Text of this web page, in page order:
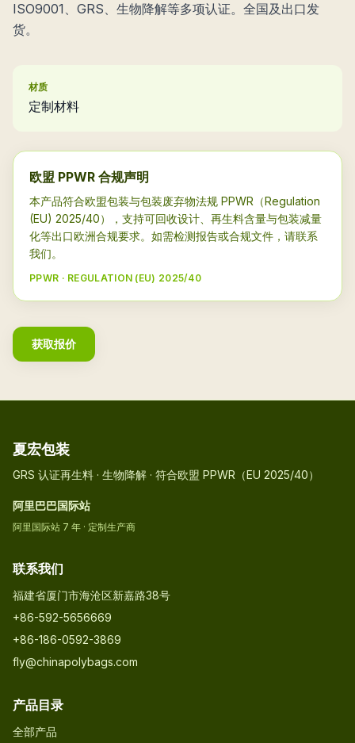
ISO9001、GRS、生物降解等多项认证。全国及出口发
货。
材质
定制材料
欧盟 PPWR 合规声明
本产品符合欧盟包装与包装废弃物法规 PPWR（Regulation
(EU) 2025/40），支持可回收设计、再生料含量与包装减量
化等出口欧洲合规要求。如需检测报告或合规文件，请联系
我们。
PPWR · REGULATION (EU) 2025/40
获取报价
夏宏包装
GRS 认证再生料 · 生物降解 · 符合欧盟 PPWR（EU 2025/40）
阿里巴巴国际站
阿里国际站 7 年 · 定制生产商
联系我们
福建省厦门市海沧区新嘉路38号
+86-592-5656669
+86-186-0592-3869
fly@chinapolybags.com
产品目录
全部产品